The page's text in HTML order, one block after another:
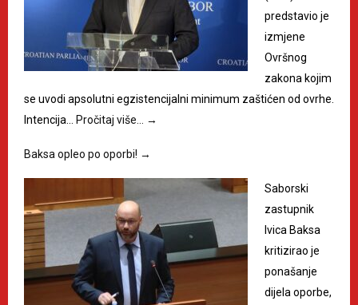
predstavio je
izmjene
Ovršnog
zakona kojim
se uvodi apsolutni egzistencijalni minimum zaštićen od ovrhe.
Intencija… Pročitaj više… →
Baksa opleo po oporbi! →
Saborski
zastupnik
Ivica Baksa
kritizirao je
ponašanje
dijela oporbe,